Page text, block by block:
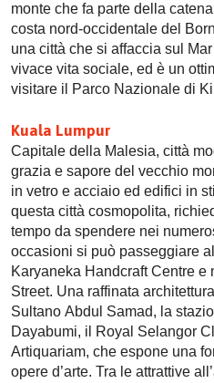
monte che fa parte della
costa nord-occidentale del
una città che si affaccia sul
vivace vita sociale, ed è un
visitare il Parco Nazionale di
Kuala Lumpur
Capitale della Malesia, città
grazia e sapore del vecchio
in vetro e acciaio ed edifici in
questa città cosmopolita,
tempo da spendere nei
occasioni si può passeggiare
Karyaneka Handcraft Centre e
Street. Una raffinata
Sultano Abdul Samad, la
Dayabumi, il Royal Selangor
Artiquariam, che espone una
opere d’arte. Tra le attrattive